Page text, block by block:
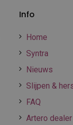
Info
Home
Syntra
Nieuws
Slijpen &
FAQ
Artero dealer